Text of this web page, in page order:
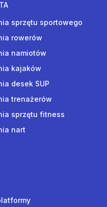
sprzętu sportowego
rowerów
namiotów
kajaków
desek SUP
trenażerów
sprzętu fitness
nart